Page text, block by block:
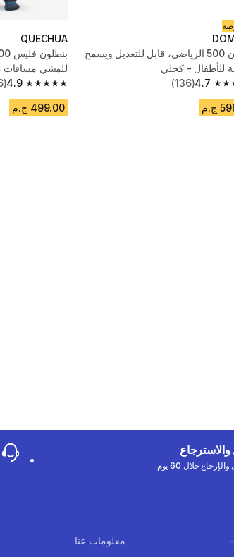
بنطلون 500 الرياضي، قابل للتعديل ويسمح
للأطفال - كحلي
4.7
(136)
ج.م
QUECHUA
- كحلي أزرق4.9
4.9 out of 5 stars from 466 reviews
(466)
499.00 ج.م
والاسترجاع
خلال 60 يوم
معلومات عنا